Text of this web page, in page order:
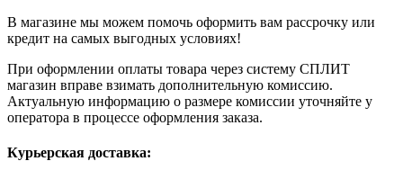
В магазине мы можем помочь оформить вам рассрочку или
кредит на самых выгодных условиях!
При оформлении оплаты товара через систему СПЛИТ
магазин вправе взимать дополнительную комиссию.
Актуальную информацию о размере комиссии уточняйте у
оператора в процессе оформления заказа.
Курьерская доставка: